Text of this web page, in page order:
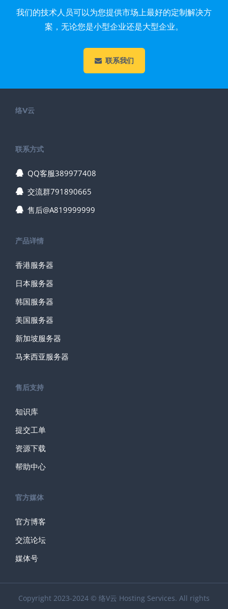
我们的技术人员可以为您提供市场上最好的定制解决方
案，无论您是小型企业还是大型企业。
联系我们
络V云
联系方式
QQ客服389977408
交流群791890665
售后@A819999999
产品详情
香港服务器
日本服务器
韩国服务器
美国服务器
新加坡服务器
马来西亚服务器
售后支持
知识库
提交工单
资源下载
帮助中心
官方媒体
官方博客
交流论坛
媒体号
Copyright 2023-2024 © 络V云 Hosting Services. All rights